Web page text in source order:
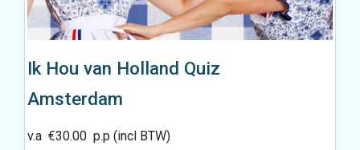
Ik Hou van Holland Quiz
Amsterdam
v.a€30.00 p.p (incl BTW)